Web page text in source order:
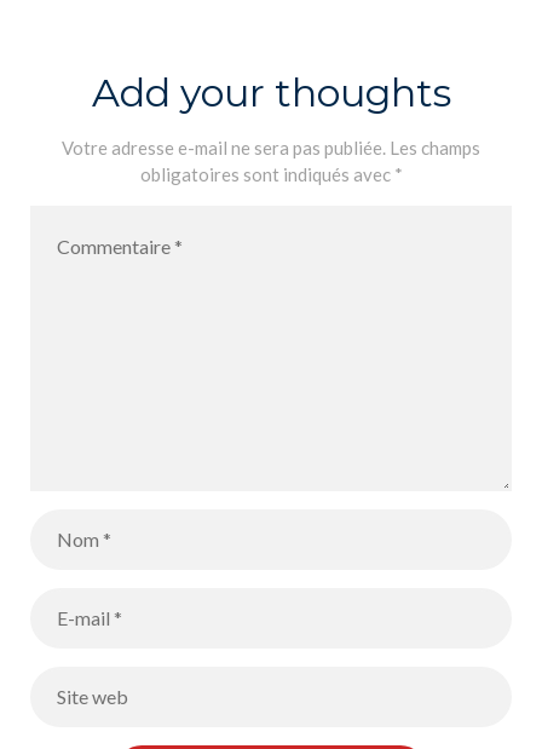
Add your thoughts
Votre adresse e-mail ne sera pas publiée. Les champs
obligatoires sont indiqués avec *